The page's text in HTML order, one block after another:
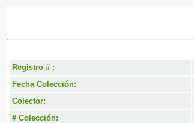
Registro # :
Fecha Colección:
Colector:
# Colección: